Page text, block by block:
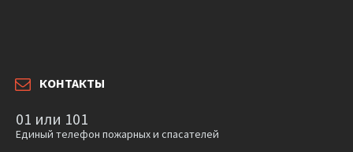
КОНТАКТЫ
01 или 101
Единый телефон пожарных и спасателей